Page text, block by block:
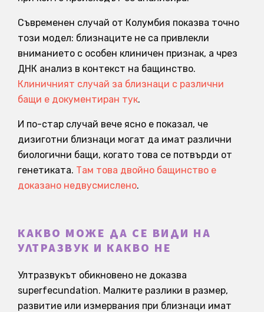
Съвременен случай от Колумбия показва точно
този модел: близнаците не са привлекли
вниманието с особен клиничен признак, а чрез
ДНК анализ в контекст на бащинство.
Клиничният случай за близнаци с различни
бащи е документиран тук.
И по-стар случай вече ясно е показал, че
дизиготни близнаци могат да имат различни
биологични бащи, когато това се потвърди от
генетиката. Там това двойно бащинство е
доказано недвусмислено.
КАКВО МОЖЕ ДА СЕ ВИДИ НА
УЛТРАЗВУК И КАКВО НЕ
Ултразвукът обикновено не доказва
superfecundation. Малките разлики в размер,
развитие или измервания при близнаци имат